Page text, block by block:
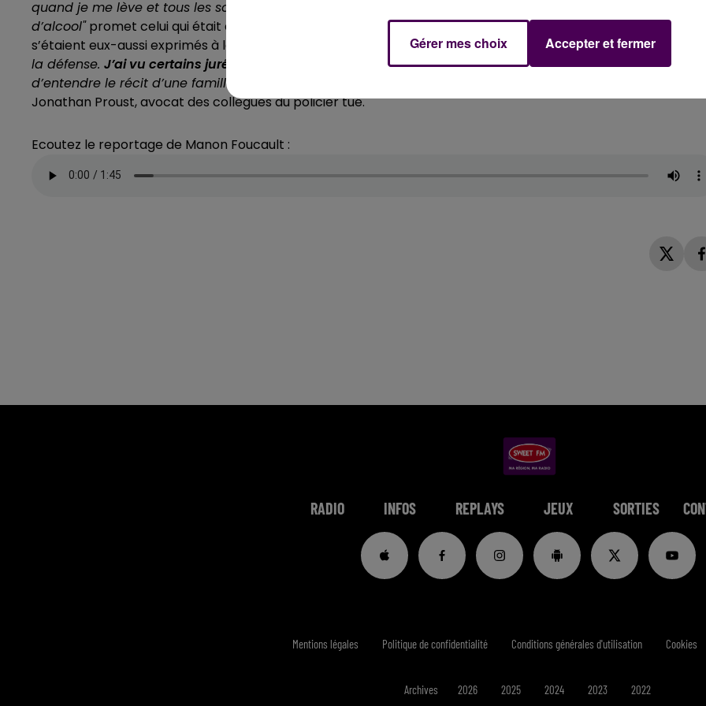
quand je me lève et tous les soirs quand je me couche. Je ne boirai plus jamais une goutte
d’alcool"promet celui qui était déjà en état de récidive. Quelques heures plus tôt, les proches du policier
s’étaient eux-aussi exprimés à la barre. Témoignages forts en émotion: "J’ai vu les yeux rougis de l’avocat
la défense. J’ai vu certains jurés pleurer.
Même pour un professionnel comme moi, c’était très difficile
d’entendre le récit d’une famille brisée et la souffrance d’une veuve et de ses trois enfants"
Jonathan Proust, avocat des collègues du policier tué.
Ecoutez le reportage de Manon Foucault :
RADIO INFOS REPLAYS JEUX SORTIES
Mentions légales Politique de confidentialité Conditions générales d'utilisation Cookies
Archives 2026 2025 2024 2023 2022
Gérer mes choix Accepter et fermer